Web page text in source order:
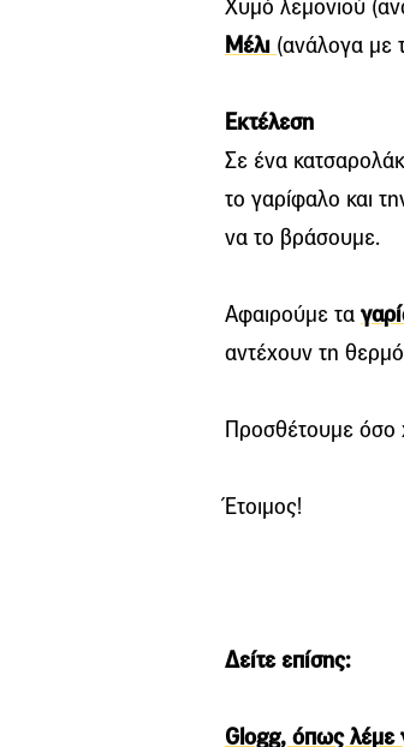
Χυμό λεμονιού
Μέλι (ανάλογα με
Εκτέλεση
Σε ένα
το γαρίφαλο και
να το βράσουμε.
Αφαιρούμε τα
αντέχουν τη
Προσθέτουμε όσο
Έτοιμος!
Δείτε επίσης:
Glogg, όπως λέμε